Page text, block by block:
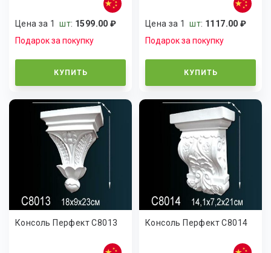
Цена за 1шт: 1599.00 ₽
Подарок за покупку
КУПИТЬ
Цена за 1шт: 1117.00 ₽
Подарок за покупку
КУПИТЬ
Консоль Перфект C8013 Консоль Перфект C8014